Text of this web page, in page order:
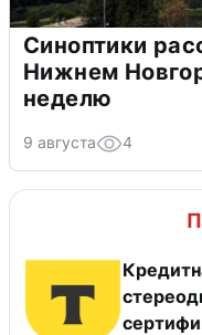
Синоптики
Нижнем
неделю
9 августа 4